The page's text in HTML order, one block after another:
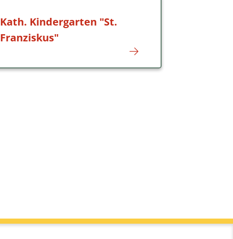
Kath. Kindergarten "St.
Franziskus"